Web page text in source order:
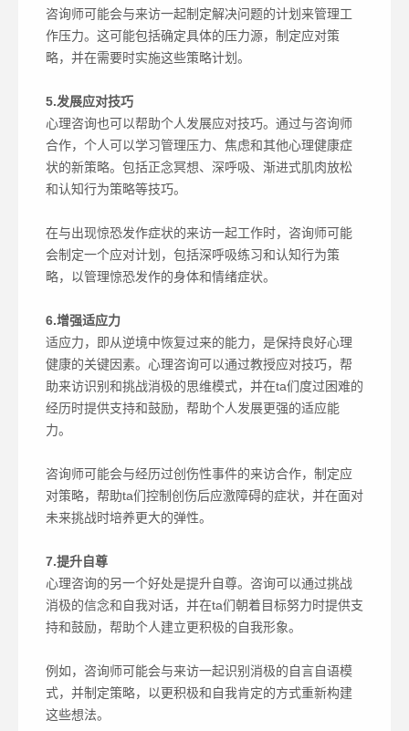
咨询师可能会与来访一起制定解决问题的计划来管理工
作压力。这可能包括确定具体的压力源，制定应对策
略，并在需要时实施这些策略计划。
5.发展应对技巧
心理咨询也可以帮助个人发展应对技巧。通过与咨询师
合作，个人可以学习管理压力、焦虑和其他心理健康症
状的新策略。包括正念冥想、深呼吸、渐进式肌肉放松
和认知行为策略等技巧。
在与出现惊恐发作症状的来访一起工作时，咨询师可能
会制定一个应对计划，包括深呼吸练习和认知行为策
略，以管理惊恐发作的身体和情绪症状。
6.增强适应力
适应力，即从逆境中恢复过来的能力，是保持良好心理
健康的关键因素。心理咨询可以通过教授应对技巧，帮
助来访识别和挑战消极的思维模式，并在ta们度过困难的
经历时提供支持和鼓励，帮助个人发展更强的适应能
力。
咨询师可能会与经历过创伤性事件的来访合作，制定应
对策略，帮助ta们控制创伤后应激障碍的症状，并在面对
未来挑战时培养更大的弹性。
7.提升自尊
心理咨询的另一个好处是提升自尊。咨询可以通过挑战
消极的信念和自我对话，并在ta们朝着目标努力时提供支
持和鼓励，帮助个人建立更积极的自我形象。
例如，咨询师可能会与来访一起识别消极的自言自语模
式，并制定策略，以更积极和自我肯定的方式重新构建
这些想法。